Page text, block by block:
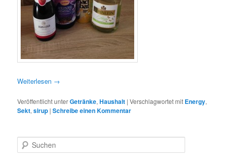
Weiterlesen →
Veröffentlicht unterGetränke,Haushalt |Verschlagwortet mit Energy,
Sekt,sirup |Schreibe einen Kommentar
u